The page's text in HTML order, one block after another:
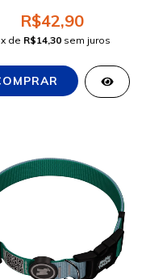
R$42,90
x de R$14,30 sem juros